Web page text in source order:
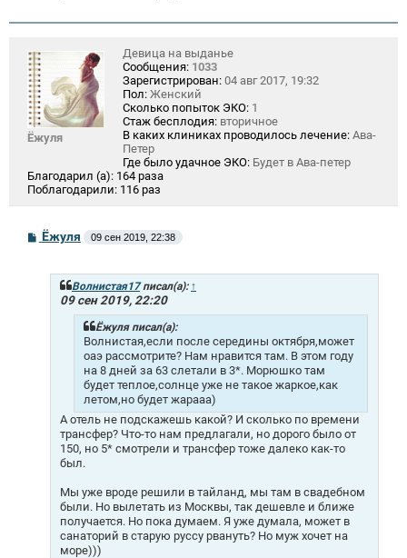
Ёжуля
Девица на выданье
Сообщения: 1033
Зарегистрирован: 04 авг 2017, 19:32
Пол: Женский
Сколько попыток ЭКО: 1
Стаж бесплодия: вторичное
В каких клиниках проводилось лечение: Ава-
Петер
Где было удачное ЭКО: Будет в Ава-петер
Благодарил (а): 164 раза
Поблагодарили: 116 раз
С
о
Ёжуля 09 сен 2019, 22:38
Волнистая17писал(а): ↑
09 сен 2019, 22:20
Ёжуля писал(а):
Волнистая,если после середины октября,может
оаэ рассмотрите? Нам нравится там. В этом году
на 8 дней за 63 слетали в 3*. Морюшко там
будет теплое,солнце уже не такое жаркое,как
летом,но будет жарааа)
А отель не подскажешь какой? И сколько по времени
трансфер? Что-то нам предлагали, но дорого было от
150, но 5* смотрели и трансфер тоже далеко как-то
был.
Мы уже вроде решили в тайланд, мы там в свадебном
были. Но вылетать из Москвы, так дешевле и ближе
получается. Но пока думаем. Я уже думала, может в
санаторий в старую руссу рвануть? Но муж хочет на
море)))